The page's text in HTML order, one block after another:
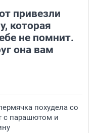
привезли
которая
не помнит.
она вам
похудела со
с парашютом и